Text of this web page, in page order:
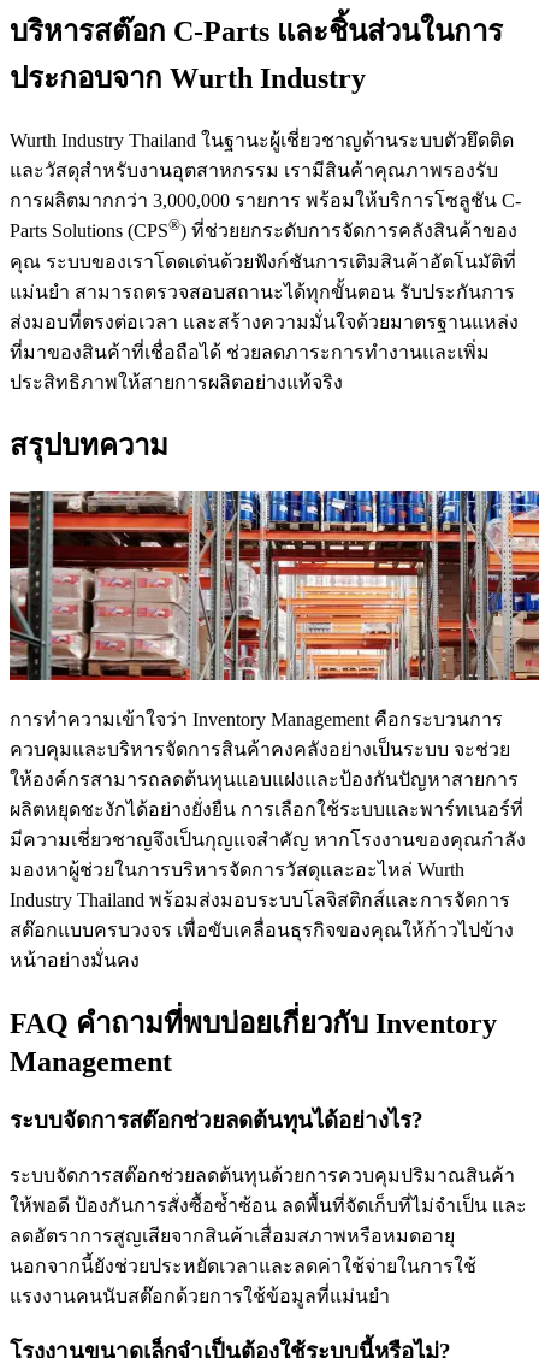
บริหารสต๊อก C-Parts และชิ้นส่วนในการ
ประกอบจาก Wurth Industry
Wurth Industry Thailand ในฐานะผู้เชี่ยวชาญด้านระบบตัวยึดติด
และวัสดุสำหรับงานอุตสาหกรรม เรามีสินค้าคุณภาพรองรับ
การผลิตมากกว่า 3,000,000 รายการ พร้อมให้บริการโซลูชัน C-
Parts Solutions (CPS®) ที่ช่วยยกระดับการจัดการคลังสินค้าของ
คุณ ระบบของเราโดดเด่นด้วยฟังก์ชันการเติมสินค้าอัตโนมัติที่
แม่นยำ สามารถตรวจสอบสถานะได้ทุกขั้นตอน รับประกันการ
ส่งมอบที่ตรงต่อเวลา และสร้างความมั่นใจด้วยมาตรฐานแหล่ง
ที่มาของสินค้าที่เชื่อถือได้ ช่วยลดภาระการทำงานและเพิ่ม
ประสิทธิภาพให้สายการผลิตอย่างแท้จริง
สรุปบทความ
การทำความเข้าใจว่า Inventory Management คือกระบวนการ
ควบคุมและบริหารจัดการสินค้าคงคลังอย่างเป็นระบบ จะช่วย
ให้องค์กรสามารถลดต้นทุนแอบแฝงและป้องกันปัญหาสายการ
ผลิตหยุดชะงักได้อย่างยั่งยืน การเลือกใช้ระบบและพาร์ทเนอร์ที่
มีความเชี่ยวชาญจึงเป็นกุญแจสำคัญ หากโรงงานของคุณกำลัง
มองหาผู้ช่วยในการบริหารจัดการวัสดุและอะไหล่ Wurth
Industry Thailand พร้อมส่งมอบระบบโลจิสติกส์และการจัดการ
สต๊อกแบบครบวงจร เพื่อขับเคลื่อนธุรกิจของคุณให้ก้าวไปข้าง
หน้าอย่างมั่นคง
FAQ คำถามที่พบบ่อยเกี่ยวกับ Inventory
Management
ระบบจัดการสต๊อกช่วยลดต้นทุนได้อย่างไร?
ระบบจัดการสต๊อกช่วยลดต้นทุนด้วยการควบคุมปริมาณสินค้า
ให้พอดี ป้องกันการสั่งซื้อซ้ำซ้อน ลดพื้นที่จัดเก็บที่ไม่จำเป็น และ
ลดอัตราการสูญเสียจากสินค้าเสื่อมสภาพหรือหมดอายุ
นอกจากนี้ยังช่วยประหยัดเวลาและลดค่าใช้จ่ายในการใช้
แรงงานคนนับสต๊อกด้วยการใช้ข้อมูลที่แม่นยำ
โรงงานขนาดเล็กจำเป็นต้องใช้ระบบนี้หรือไม่?